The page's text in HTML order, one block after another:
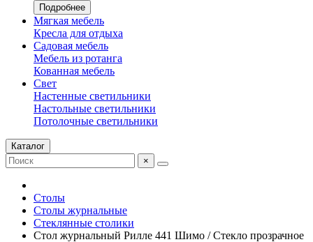
Подробнее
Мягкая мебель
Кресла для отдыха
Садовая мебель
Мебель из ротанга
Кованная мебель
Свет
Настенные светильники
Настольные светильники
Потолочные светильники
Каталог
×
Столы
Столы журнальные
Стеклянные столики
Стол журнальный Рилле 441 Шимо / Стекло прозрачное